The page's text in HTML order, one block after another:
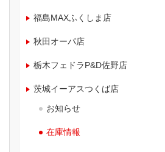
福島MAXふくしま店
秋田オーパ店
栃木フェドラP&D佐野店
茨城イーアスつくば店
お知らせ
在庫情報